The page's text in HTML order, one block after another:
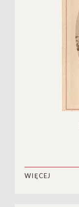
WIĘCEJ